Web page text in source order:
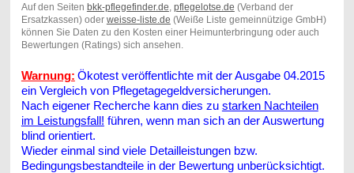
Auf den Seiten bkk-pflegefinder.de pflegelotse.de (Verband der
Ersatzkassen) oder weisse-liste.de (Weiße Liste gemeinnützige GmbH)
können Sie Daten zu den Kosten einer Heimunterbringung oder auch
Bewertungen (Ratings) sich ansehen.
Warnung: Ökotest veröffentlichte mit der Ausgabe 04.2015
ein Vergleich von Pflegetagegeldversicherungen.
Nach eigener Recherche kann dies zu starken Nachteilen
im Leistungsfall! führen, wenn man sich an der Auswertung
blind orientiert.
Wieder einmal sind viele Detailleistungen bzw.
Bedingungsbestandteile in der Bewertung unberücksichtigt.